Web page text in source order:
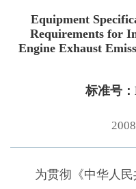
Equipment
Requirements for
Engine Exhaust
标准号
为贯彻《中华人民